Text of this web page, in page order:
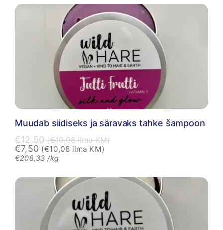
Muudab siidiseks ja säravaks tahke šampoon
€12,50 (€10,08ilma KM)
€7,50 (€10,08 ilma KM)
€208,33 /kg